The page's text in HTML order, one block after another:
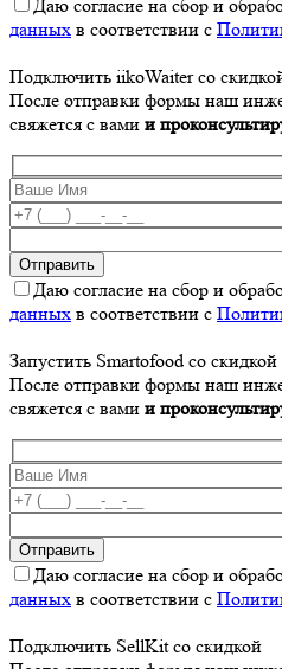
Даю согласие на сбор и
данных в соответствии с
Подключить iikoWaiter со
После отправки формы наш
свяжется с вами и
Даю согласие на сбор и
данных в соответствии с
Запустить Smartofood со скидкой
После отправки формы наш
свяжется с вами и
Даю согласие на сбор и
данных в соответствии с
Подключить SellKit со скидкой